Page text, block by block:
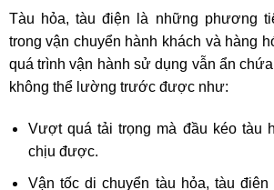
Tàu hỏa, tàu điện là những phương
trong vận chuyển hành khách và hàng
quá trình vận hành sử dụng vẫn ẩn
không thể lường trước được như:
Vượt quá tải trọng mà đầu kéo tàu
chịu được.
Vận tốc di chuyển tàu hỏa, tàu